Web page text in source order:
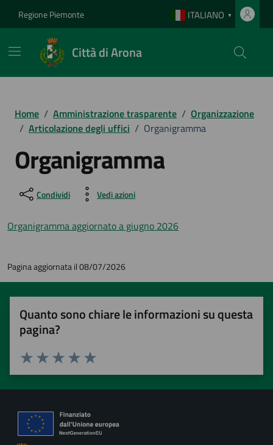
Regione Piemonte ITALIANO ▼
Città di Arona
Home / Amministrazione trasparente / Organizzazione
/ Articolazione degli uffici / Organigramma
Organigramma
Condividi Vedi azioni
Organigramma aggiornato a giugno 2026
Pagina aggiornata il 08/07/2026
Quanto sono chiare le informazioni su questa
pagina?
Valuta 5 stelle su 5
Valuta 4 stelle su 5
Valuta 3 stelle su 5
Valuta 2 stelle su 5
Valuta 1 stelle su 5